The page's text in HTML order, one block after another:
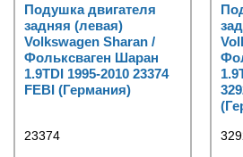
Подушка двигателя
задняя (левая)
Volkswagen Sharan /
Фольксваген Шаран
1.9TDI 1995-2010 23374
FEBI (Германия)
23374